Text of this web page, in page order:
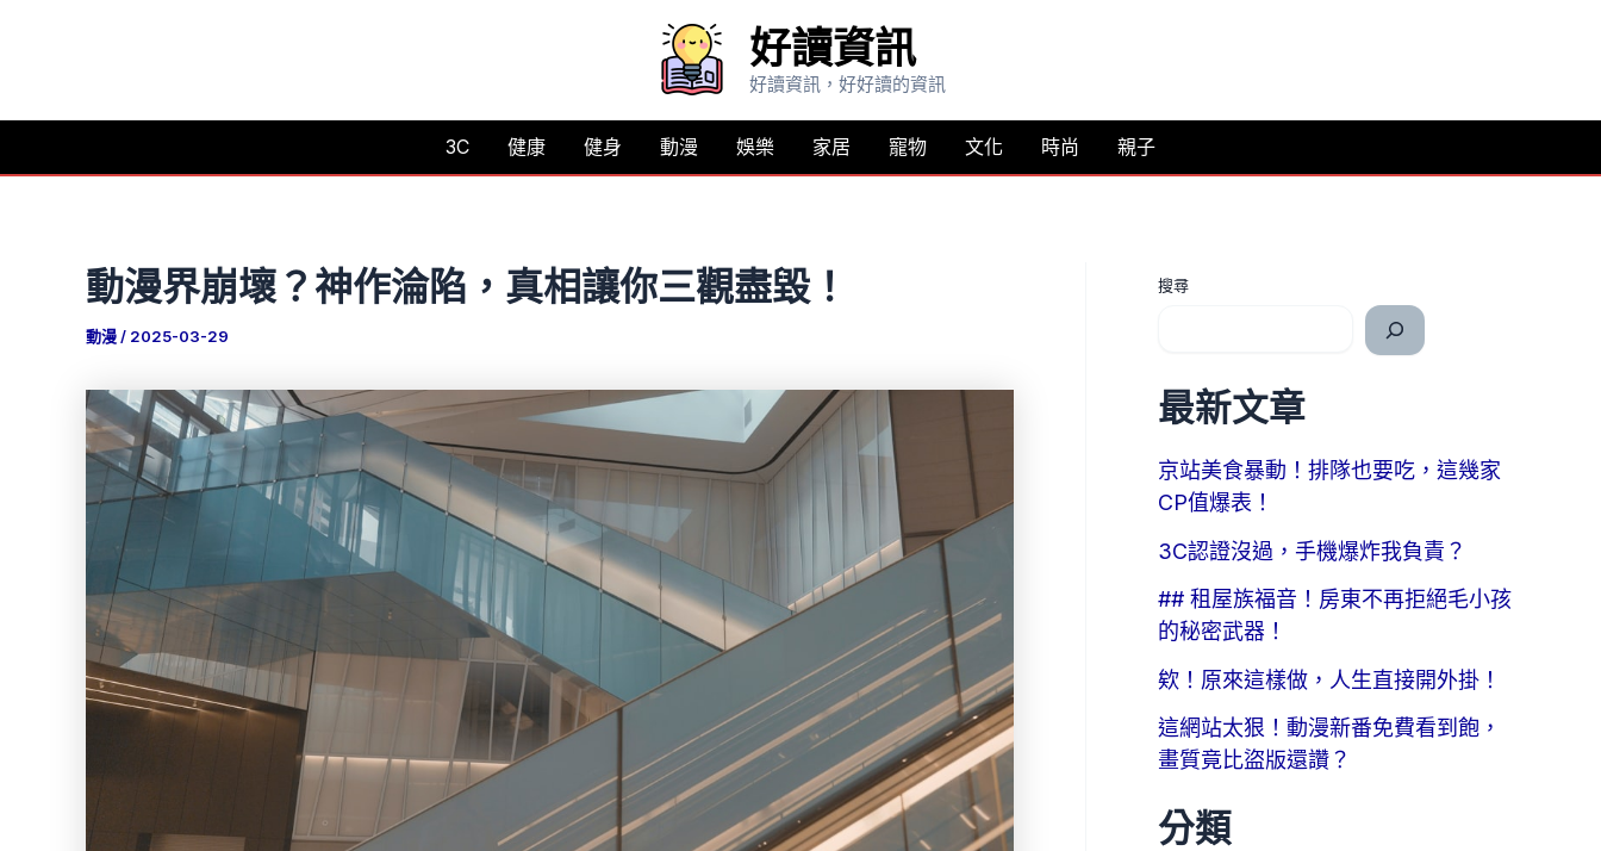
要
好讀資訊
好讀資訊，好好讀的資訊
3C 健康 健身 動漫 娛樂 家居 寵物 文化 時尚 親子
動漫界崩壞？神作淪陷，真相讓你三觀盡毀！
動漫/ 2025-03-29
搜尋
最新文章
京站美食暴動！排隊也要吃，這幾家
CP值爆表！
3C認證沒過，手機爆炸我負責？
## 租屋族福音！房東不再拒絕毛小孩
的秘密武器！
欸！原來這樣做，人生直接開外掛！
這網站太狠！動漫新番免費看到飽，
畫質竟比盜版還讚？
分類